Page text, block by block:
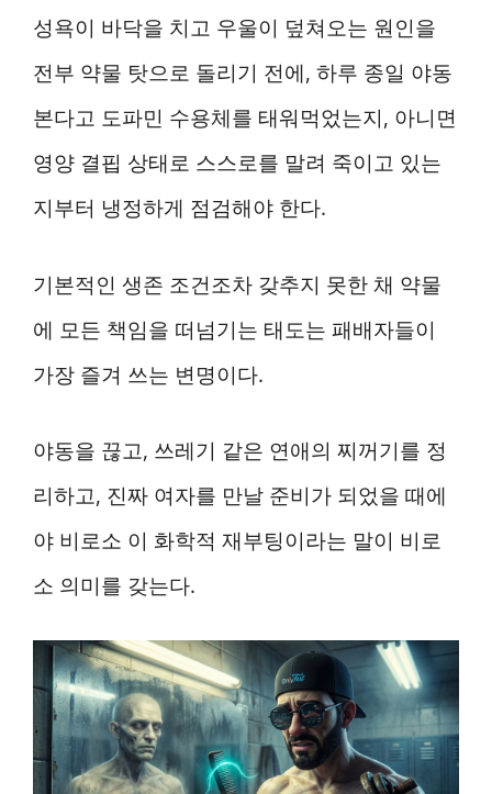
성욕이 바닥을 치고 우울이 덮쳐오는 원인을
전부 약물 탓으로 돌리기 전에, 하루 종일 야동
본다고 도파민 수용체를 태워먹었는지, 아니면
영양 결핍 상태로 스스로를 말려 죽이고 있는
지부터 냉정하게 점검해야 한다.
기본적인 생존 조건조차 갖추지 못한 채 약물
에 모든 책임을 떠넘기는 태도는 패배자들이
가장 즐겨 쓰는 변명이다.
야동을 끊고, 쓰레기 같은 연애의 찌꺼기를 정
리하고, 진짜 여자를 만날 준비가 되었을 때에
야 비로소 이 화학적 재부팅이라는 말이 비로
소 의미를 갖는다.